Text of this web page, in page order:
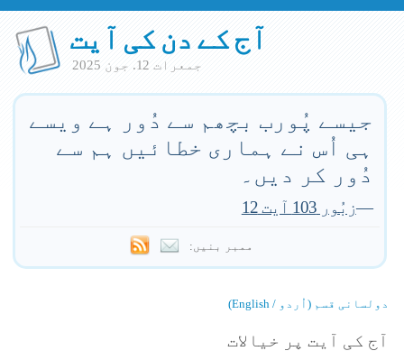
آج کے دن کی آیت
جمعرات 12. جون 2025
جیسے پُورب بچھم سے دُور ہے ویسے
ہی اُس نے ہماری خطائیں ہم سے
دُور کر دیں۔
—زبُور 103 آیت 12
ممبر بنیں:
دولسانی قسم (اُردو / English)
آج کی آیت پر خیالات